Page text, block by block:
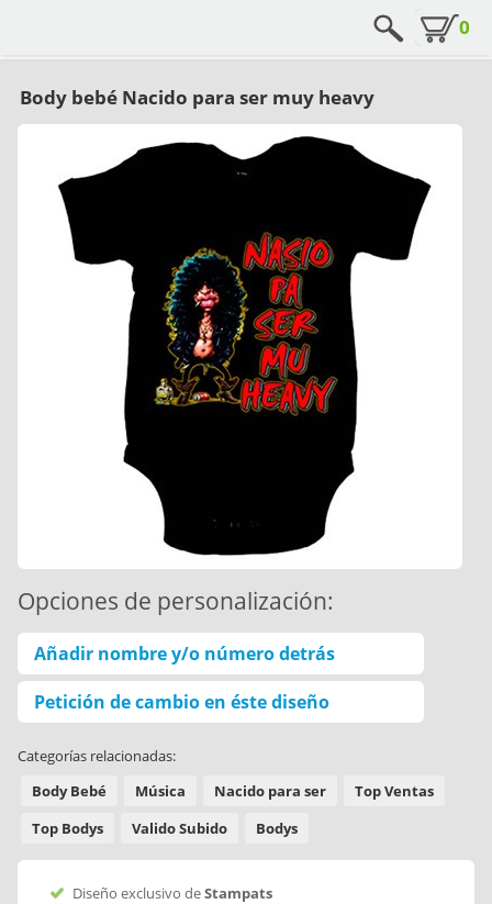
0
Body bebé Nacido para ser muy heavy
Opciones de personalización:
Añadir nombre y/o número detrás
Petición de cambio en éste diseño
Categorías relacionadas:
Body Bebé
Música Nacido para ser
Top Ventas
Top Bodys
Valido Subido Bodys
Diseño exclusivo deStampats